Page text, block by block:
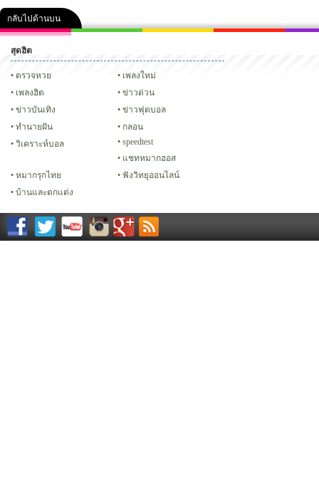
กลับไปด้านบน
คลิป ภาพ ปฏิทิน 2556
Glitter
สุดฮิต
ตรวจหวย
เพลงใหม่
เพลงฮิต
ข่าวด่วน
ข่าวบันเทิง
ข่าวฟุตบอล
ทํานายฝัน
กลอน
วิเคราะห์บอล
speedtest
แชทหมากฮอส
หมากรุกไทย
ฟังวิทยุออนไลน์
บ้านและตกแต่ง